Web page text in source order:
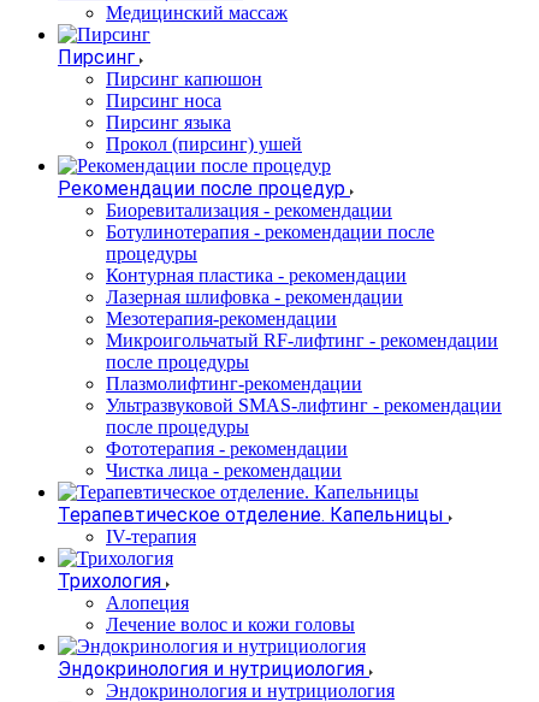
Медицинский массаж
Пирсинг
Пирсинг капюшон
Пирсинг носа
Пирсинг языка
Прокол (пирсинг) ушей
Рекомендации после процедур
Биоревитализация - рекомендации
Ботулинотерапия - рекомендации после
процедуры
Контурная пластика - рекомендации
Лазерная шлифовка - рекомендации
Мезотерапия-рекомендации
Микроигольчатый RF-лифтинг - рекомендации
после процедуры
Плазмолифтинг-рекомендации
Ультразвуковой SMAS-лифтинг - рекомендации
после процедуры
Фототерапия - рекомендации
Чистка лица - рекомендации
Терапевтическое отделение. Капельницы
IV-терапия
Трихология
Алопеция
Лечение волос и кожи головы
Эндокринология и нутрициология
Эндокринология и нутрициология